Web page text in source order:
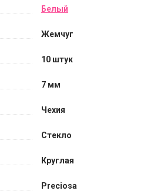
Белый
Жемчуг
10 штук
7 мм
Чехия
Стекло
Круглая
Preciosa